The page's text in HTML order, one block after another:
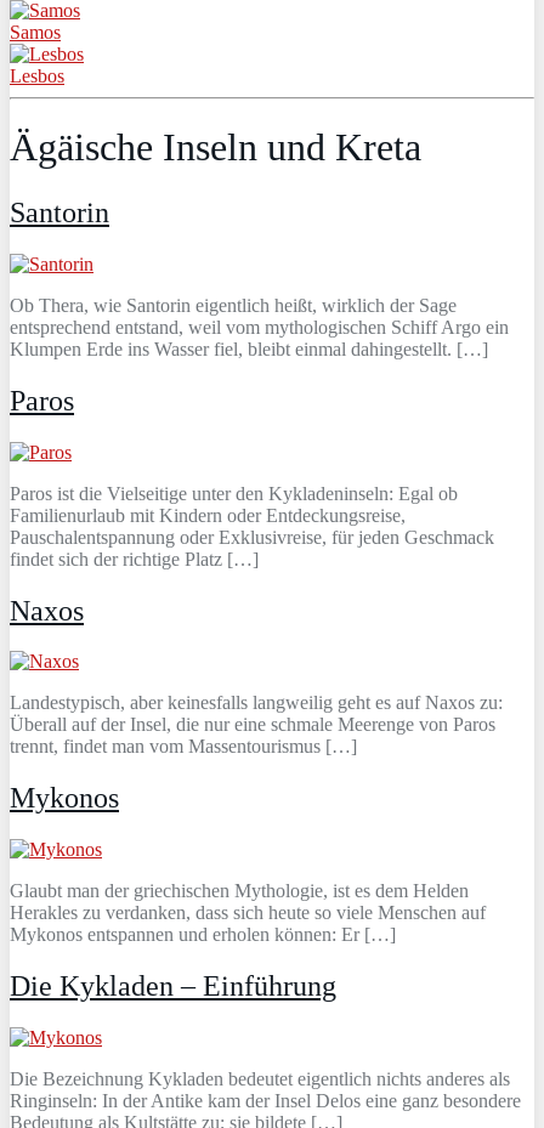
Samos
Lesbos
Ägäische Inseln und Kreta
Santorin
Ob Thera, wie Santorin eigentlich heißt, wirklich der Sage
entsprechend entstand, weil vom mythologischen Schiff Argo ein
Klumpen Erde ins Wasser fiel, bleibt einmal dahingestellt. […]
Paros
Paros ist die Vielseitige unter den Kykladeninseln: Egal ob
Familienurlaub mit Kindern oder Entdeckungsreise,
Pauschalentspannung oder Exklusivreise, für jeden Geschmack
findet sich der richtige Platz […]
Naxos
Landestypisch, aber keinesfalls langweilig geht es auf Naxos zu:
Überall auf der Insel, die nur eine schmale Meerenge von Paros
trennt, findet man vom Massentourismus […]
Mykonos
Glaubt man der griechischen Mythologie, ist es dem Helden
Herakles zu verdanken, dass sich heute so viele Menschen auf
Mykonos entspannen und erholen können: Er […]
Die Kykladen – Einführung
Die Bezeichnung Kykladen bedeutet eigentlich nichts anderes als
Ringinseln: In der Antike kam der Insel Delos eine ganz besondere
Bedeutung als Kultstätte zu; sie bildete […]